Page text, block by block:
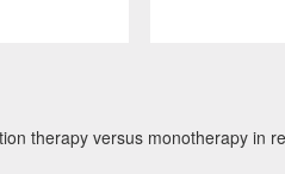
therapy versus monotherapy